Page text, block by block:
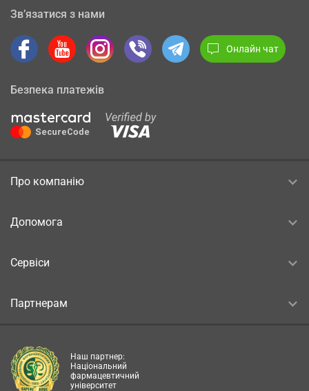
Зв’язатися з нами
Онлайн чат
Безпека платежів
Про компанію
Допомога
Сервіси
Партнерам
Наш партнер:
Національний
фармацевтичний
університет